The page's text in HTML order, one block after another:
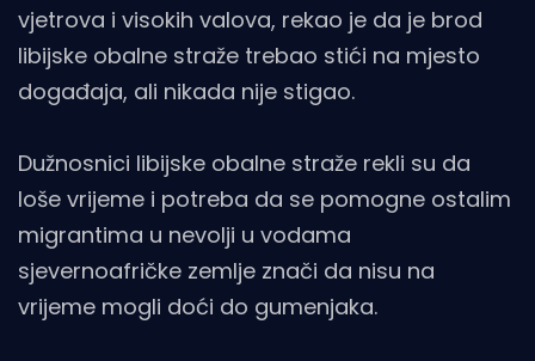
vjetrova i visokih valova, rekao je da je brod
libijske obalne straže trebao stići na mjesto
događaja, ali nikada nije stigao.
Dužnosnici libijske obalne straže rekli su da
loše vrijeme i potreba da se pomogne ostalim
migrantima u nevolji u vodama
sjevernoafričke zemlje znači da nisu na
vrijeme mogli doći do gumenjaka.